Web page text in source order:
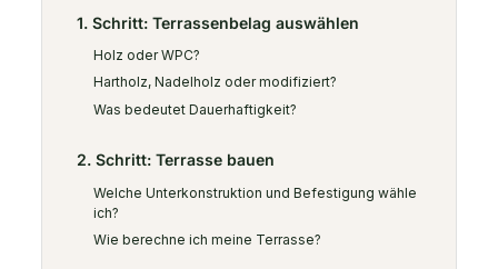
1. Schritt: Terrassenbelag auswählen
Holz oder WPC?
Hartholz, Nadelholz oder modifiziert?
Was bedeutet Dauerhaftigkeit?
2. Schritt: Terrasse bauen
Welche Unterkonstruktion und Befestigung wähle
ich?
Wie berechne ich meine Terrasse?